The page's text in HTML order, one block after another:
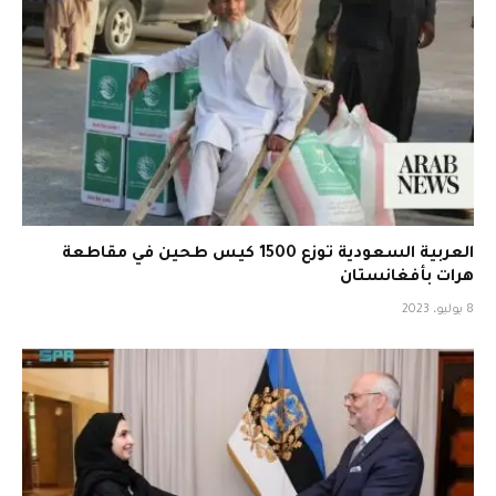
العربية السعودية توزع 1500 كيس طحين في مقاطعة
هرات بأفغانستان
8 يوليو، 2023